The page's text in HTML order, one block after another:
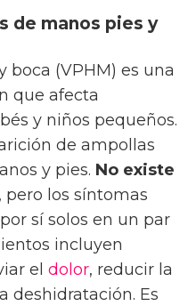
de manos pies y
boca (VPHM) es una
que afecta
y niños pequeños.
de ampollas
y pies. No existe
, pero los síntomas
sí solos en un par
incluyen
el dolor, reducir la
deshidratación. Es